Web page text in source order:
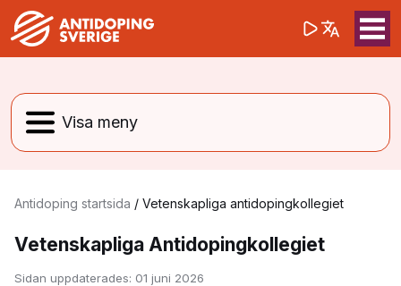
Sök på(opens in a
Antidoping startsida / Vetenskapliga antidopingkollegiet
Vetenskapliga Antidopingkollegiet
Sidan uppdaterades: 01 juni 2026